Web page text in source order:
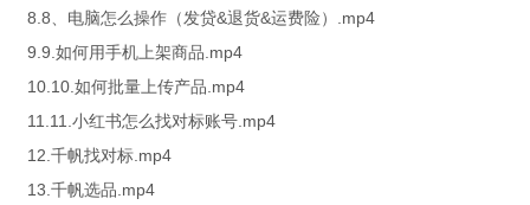
8.8、电脑怎么操作（发贷&退货&运费险）.mp4
9.9.如何用手机上架商品.mp4
10.10.如何批量上传产品.mp4
11.11.小红书怎么找对标账号.mp4
12.千帆找对标.mp4
13.千帆选品.mp4